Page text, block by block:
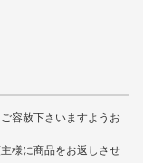
容赦下さいますようお
様に商品をお返しさせ